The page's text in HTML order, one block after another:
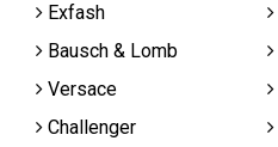
Exfash
Bausch & Lomb
Versace
Challenger